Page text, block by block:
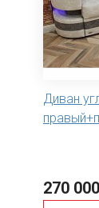
Диван
270